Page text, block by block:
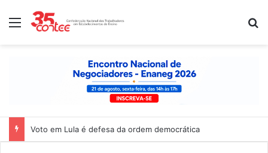
Menu
Voto em Lula é defesa da ordem democrática